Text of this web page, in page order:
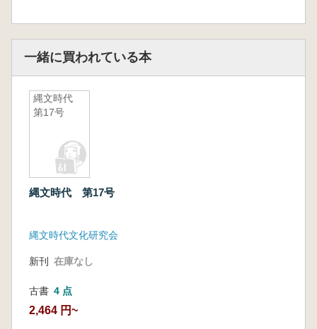
一緒に買われている本
縄文時代
第17号
縄文時代 第17号
縄文時代文化研究会
新刊 在庫なし
古書 4 点
2,464 円~